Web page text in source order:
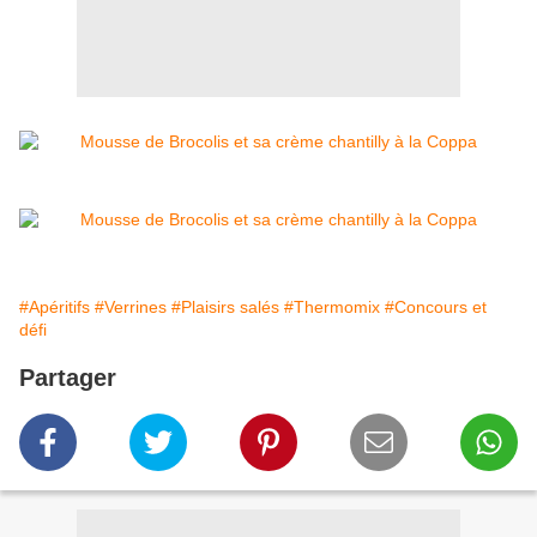
#Apéritifs #Verrines #Plaisirs salés #Thermomix #Concours et
défi
Partager